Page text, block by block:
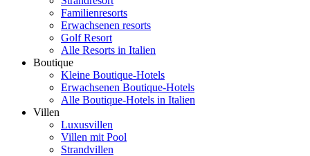
Familienresorts
Erwachsenen resorts
Golf Resort
Alle Resorts in Italien
Boutique
Kleine Boutique-Hotels
Erwachsenen Boutique-Hotels
Alle Boutique-Hotels in Italien
Villen
Luxusvillen
Villen mit Pool
Strandvillen